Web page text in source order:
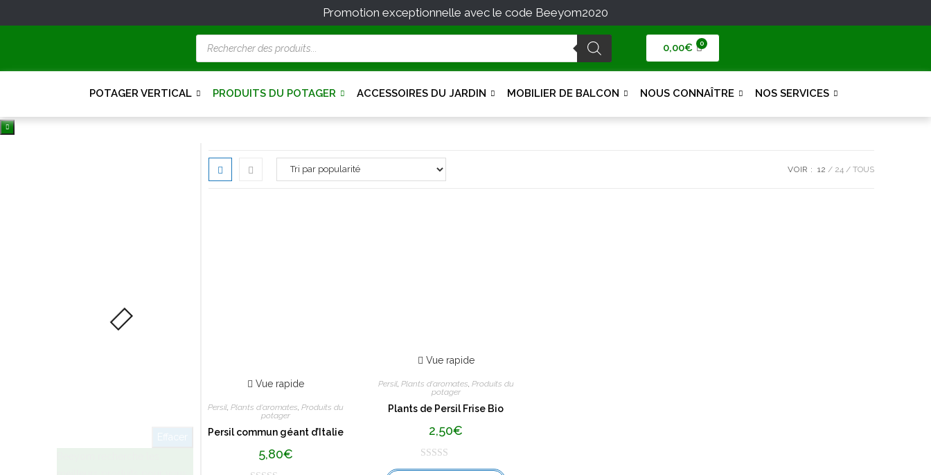
Promotion exceptionnelle avec le code Beeyom2020
0,00€
POTAGER VERTICAL PRODUITS DU POTAGER ACCESSOIRES DU JARDIN MOBILIER DE BALCON NOUS CONNAÎTRE NOS SERVICES
Persil
VOIR : 12 24 TOUS
Vue rapide
Persil ,Plants d'aromates ,Produits du
potager
Persil commun géant d’Italie
5,80€
Vue rapide
Persil, Plants d'aromates Produits du
potager
Plants de Persil Frise Bio
2,50€
N